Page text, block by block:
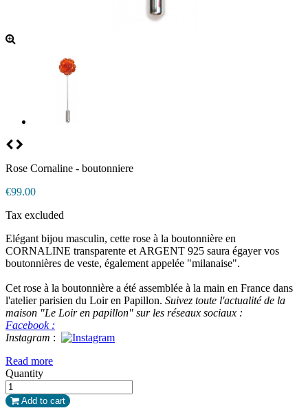
Rose Cornaline - boutonniere
€99.00
Tax excluded
Elégant bijou masculin, cette rose à la boutonnière en
CORNALINE transparente et ARGENT 925 saura égayer vos
boutonnières de veste, également appelée "milanaise".
Cet rose à la boutonnière a été assemblée à la main en France dans
l'atelier parisien du Loir en Papillon. Suivez toute l'actualité de la
maison "Le Loir en papillon" sur les réseaux sociaux :
Facebook :
Instagram :
Read more
Quantity
Add to cart